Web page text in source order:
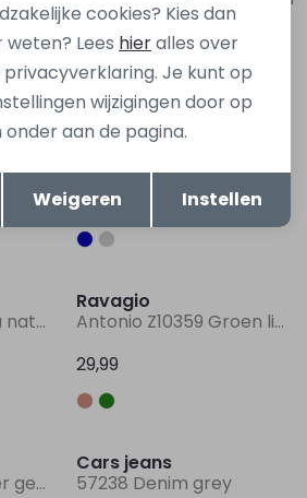
15,00 29,99
Ravagio
29,99
Antonio Z10359 Ecru naturel
Ravagio
Antonio Z10359 Groen licht
29,99
57238 Denim donker gebleekt
Cars jeans
57238 Denim grey
Opslaan
cookies? Kies dan
weten? Lees hieralles over
Je kunt op
wijzigingen door op
aan de pagina.
Weigeren Instellen